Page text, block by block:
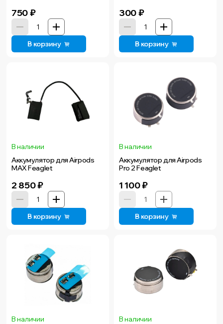
750₽
В корзину
300₽
В корзину
В наличии
Аккумулятор для Airpods
MAX Feaglet
2 850₽
В корзину
В наличии
Аккумулятор для Airpods
Pro 2 Feaglet
1 100₽
В корзину
В наличии
В наличии